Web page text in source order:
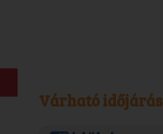
Várható időjárás